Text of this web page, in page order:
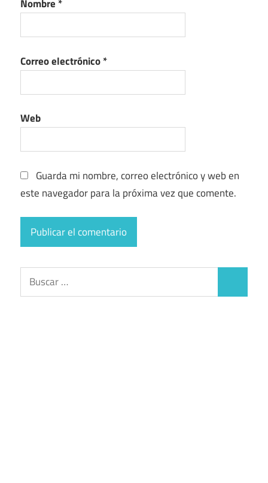
Nombre *
Correo electrónico*
Web
Guarda mi nombre, correo electrónico y web en
este navegador para la próxima vez que comente.
Buscar: